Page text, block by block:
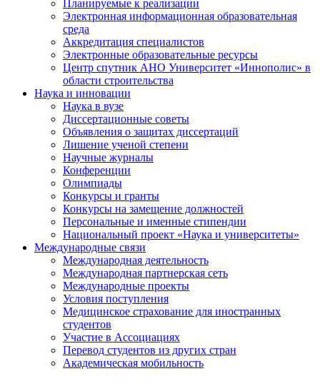
Планируемые к реализации
Электронная информационная образовательная
среда
Аккредитация специалистов
Электронные образовательные ресурсы
Центр спутник АНО Университет «Иннополис» в
области строительства
Наука и инновации
Наука в вузе
Диссертационные советы
Объявления о защитах диссертаций
Лишение ученой степени
Научные журналы
Конференции
Олимпиады
Конкурсы и гранты
Конкурсы на замещение должностей
Персональные и именные стипендии
Национальный проект «Наука и университеты»
Международные связи
Международная деятельность
Международная партнерская сеть
Международные проекты
Условия поступления
Медицинское страхование для иностранных
студентов
Участие в Ассоциациях
Перевод студентов из других стран
Академическая мобильность